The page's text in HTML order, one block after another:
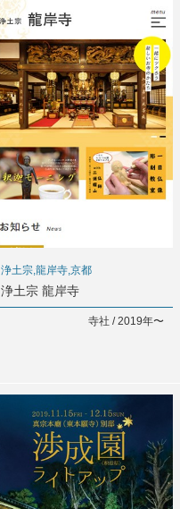
浄土宗,龍岸寺,京都
浄土宗 龍岸寺
寺社 / 2019年〜